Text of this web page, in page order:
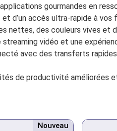
gourmandes en
d’un accès ultra-rapide à vos
nettes, des couleurs vives et
vidéo et une
avec des transferts
de productivité améliorées
Nouveau